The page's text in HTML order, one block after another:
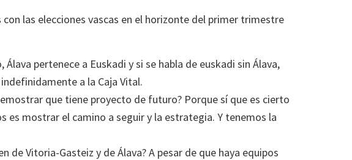
las elecciones vascas en el horizonte del primer trimestre
pertenece a Euskadi y si se habla de euskadi sin Álava,
a la Caja Vital.
que tiene proyecto de futuro? Porque sí que es cierto
mostrar el camino a seguir y la estrategia. Y tenemos la
Vitoria-Gasteiz y de Álava? A pesar de que haya equipos